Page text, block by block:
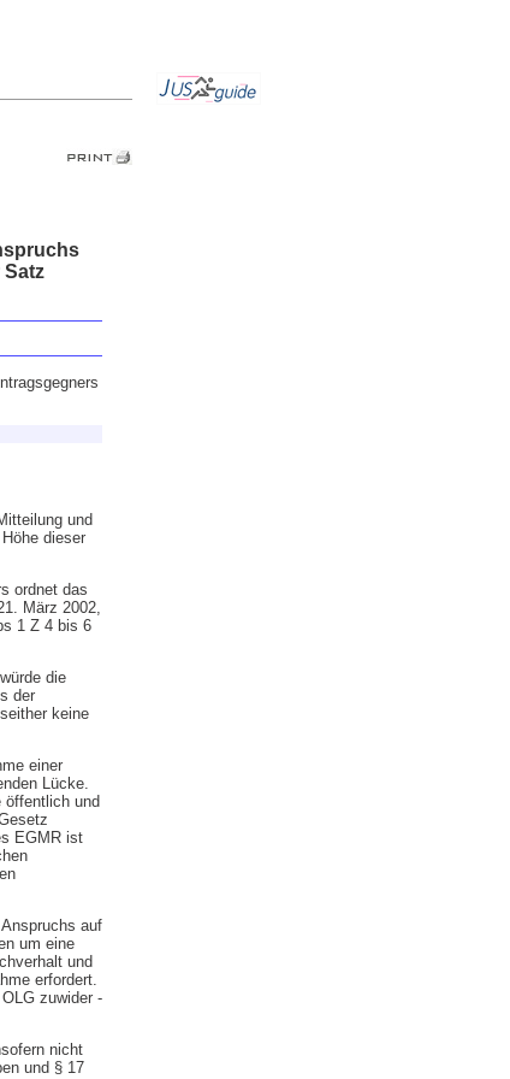
und
dieser
ordnet das
März 2002,
1 Z 4 bis 6
die
der
keine
einer
Lücke.
öffentlich und
EGMR ist
auf
um eine
und
erfordert.
zuwider -
nicht
und § 17